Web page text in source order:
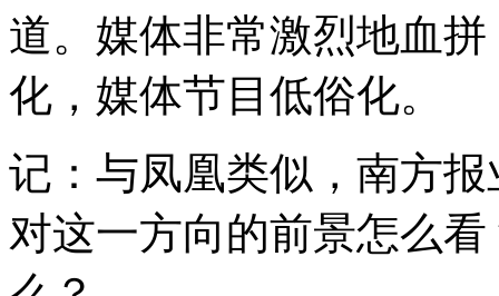
道。媒体非常激烈地血
化，媒体节目低俗化。
记：与凤凰类似，南方
对这一方向的前景怎么